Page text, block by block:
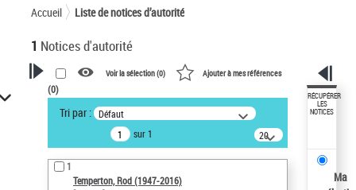
Accueil Liste de notices d’autorité
1 Notices d'autorité
VOTRE RECHERCHE
Recherche avancée dans les
notices d’autorité
Œuvres liées à l'auteur :
Temperton, Rod (1947-2016)
Voir la sélection (0) Ajouter à mes références
(0)
Tri par : Défaut
sur 1
20
résultats/page
1
Temperton, Rod (1947-2016)
RÉCUPÉRER
LES
NOTICES
Ma